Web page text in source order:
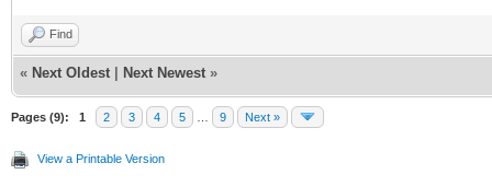
Find
« Next Oldest Next Newest »
Pages (9): 1 2 3 4 5 9 Next »
View a Printable Version